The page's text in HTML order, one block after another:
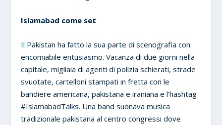
Islamabad come set
Il Pakistan ha fatto la sua parte di scenografia con
encomiabile entusiasmo. Vacanza di due giorni nella
capitale, migliaia di agenti di polizia schierati, strade
svuotate, cartelloni stampati in fretta con le
bandiere americana, pakistana e iraniana e l’hashtag
#IslamabadTalks. Una band suonava musica
tradizionale pakistana al centro congressi dove